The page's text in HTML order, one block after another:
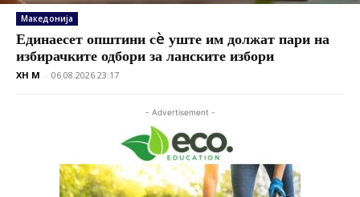
Македонија
Единаесет општини сè уште им должат пари на
избирачките одбори за ланските избори
XH M - 06.08.2026 23:17
- Advertisement -